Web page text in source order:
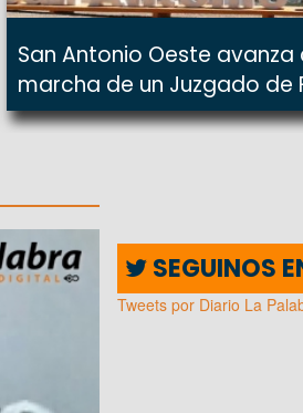
San Antonio Oeste
marcha de un Juzgado de
SEGUINOS
Tweets por Diario La